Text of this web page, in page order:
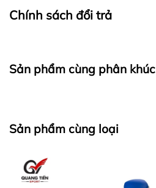
Chính sách đổi trả
Sản phẩm cùng phân khúc
Sản phẩm cùng loại